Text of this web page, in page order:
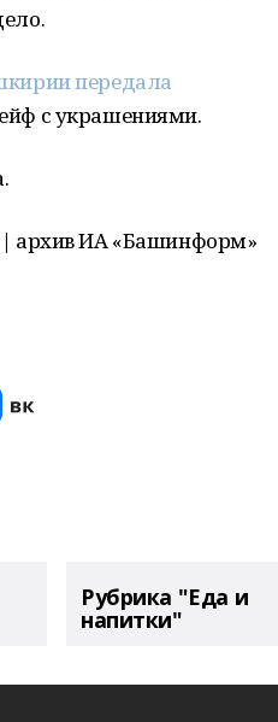
передала
с украшениями.
архив ИА «Башинформ»
Рубрика "Еда и
напитки"